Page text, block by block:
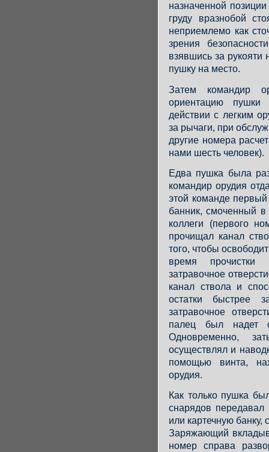
назначенной
груду вразнобой
неприемлемо как
зрения
взявшись за
пушку на место.
Затем командир
ориентацию пушки
действии с легким
за рычаги, при
другие номера
нами шесть человек).
Едва пушка была
командир орудия
этой команде
банник, смоченный
коллеги (первого
прочищал канал
того, чтобы
время прочистки
затравочное
канал ствола и
остатки быстрее
затравочное
палец был надет
Одновременно,
осуществлял и
помощью винта,
орудия.
Как только пушка
снарядов
или картечную
Заряжающий
номер справа